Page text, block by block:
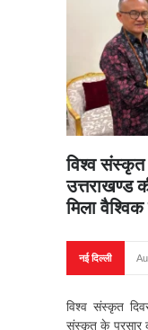
विश्व
उत्तराखण्ड
मिला
नई दिल्ली
विश्व संस्कृत
संस्कृत के प्रसार